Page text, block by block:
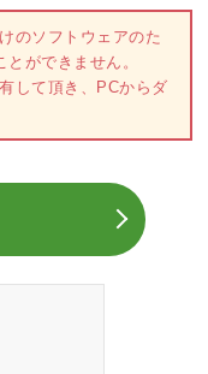
のソフトウェアのた
ができません。
して頂き、PCからダ